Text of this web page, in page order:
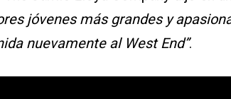
jóvenes más grandes y
nuevamente al West End”.